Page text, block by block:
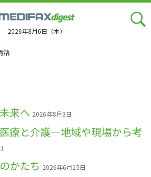
2026年8月6日（木）
稿
来へ 2026年8月3日
療と介護―地域や現場から考
かたち 2026年6月15日